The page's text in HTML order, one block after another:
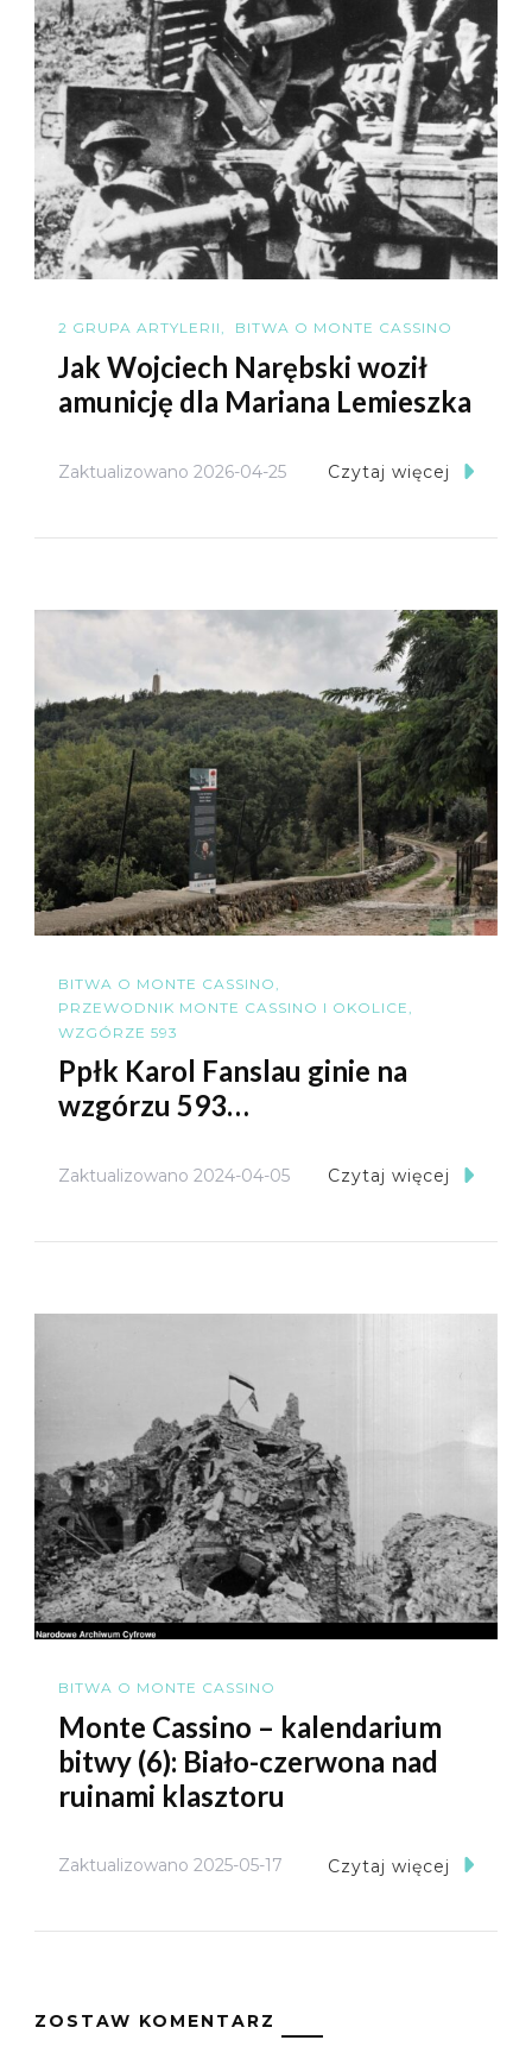
2 GRUPA ARTYLERII BITWA O MONTE CASSINO
Jak Wojciech Narębski woził
amunicję dla Mariana Lemieszka
Zaktualizowano 2026-04-25 Czytaj więcej
BITWA O MONTE CASSINO
PRZEWODNIK MONTE CASSINO I OKOLICE
WZGÓRZE 593
Ppłk Karol Fanslau ginie na
wzgórzu 593…
Zaktualizowano 2024-04-05 Czytaj więcej
BITWA O MONTE CASSINO
Monte Cassino – kalendarium
bitwy (6): Biało-czerwona nad
ruinami klasztoru
Zaktualizowano 2025-05-17 Czytaj więcej
ZOSTAW KOMENTARZ